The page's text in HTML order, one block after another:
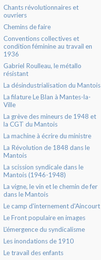
Chants révolutionnaires et
ouvriers
Chemins de faire
Conventions collectives et
condition féminine au travail en
1936
Gabriel Roulleau, le métallo
résistant
La désindustrialisation du Mantois
La filature Le Blan à Mantes-la-
Ville
La grève des mineurs de 1948 et
la CGT du Mantois
La machine à écrire du ministre
La Révolution de 1848 dans le
Mantois
La scission syndicale dans le
Mantois (1946-1948)
La vigne, le vin et le chemin de fer
dans le Mantois
Le camp d'internement d'Aincourt
Le Front populaire en images
L'émergence du syndicalisme
Les inondations de 1910
Le travail des enfants